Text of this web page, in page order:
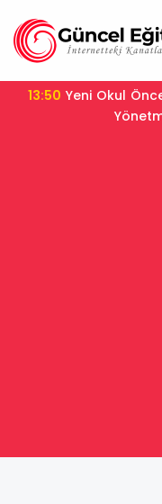
13:31YKS Sistemi Değişiyor mu? Bakan Tekin Sınav